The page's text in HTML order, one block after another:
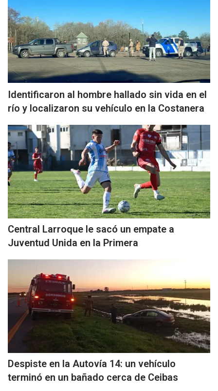
Identificaron al hombre hallado sin vida en el
río y localizaron su vehículo en la Costanera
Central Larroque le sacó un empate a
Juventud Unida en la Primera
Despiste en la Autovía 14: un vehículo
terminó en un bañado cerca de Ceibas